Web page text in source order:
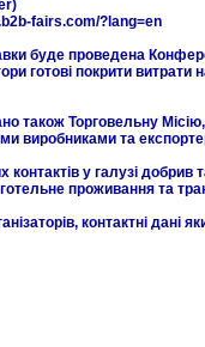
fairs.com/?lang=en
буде проведена
готові покрити
також Торговельну
виробниками та
у галузі добрив
проживання та
контактні дані